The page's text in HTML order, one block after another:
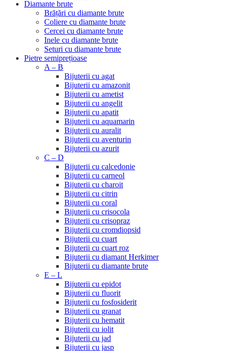
Diamante brute
Brățări cu diamante brute
Coliere cu diamante brute
Cercei cu diamante brute
Inele cu diamante brute
Seturi cu diamante brute
Pietre semiprețioase
A – B
Bijuterii cu agat
Bijuterii cu amazonit
Bijuterii cu ametist
Bijuterii cu angelit
Bijuterii cu apatit
Bijuterii cu aquamarin
Bijuterii cu auralit
Bijuterii cu aventurin
Bijuterii cu azurit
C – D
Bijuterii cu calcedonie
Bijuterii cu carneol
Bijuterii cu charoit
Bijuterii cu citrin
Bijuterii cu coral
Bijuterii cu crisocola
Bijuterii cu crisopraz
Bijuterii cu cromdiopsid
Bijuterii cu cuart
Bijuterii cu cuart roz
Bijuterii cu diamant Herkimer
Bijuterii cu diamante brute
E – L
Bijuterii cu epidot
Bijuterii cu fluorit
Bijuterii cu fosfosiderit
Bijuterii cu granat
Bijuterii cu hematit
Bijuterii cu iolit
Bijuterii cu jad
Bijuterii cu jasp